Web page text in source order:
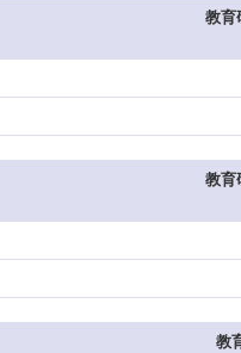
教育
教育
教